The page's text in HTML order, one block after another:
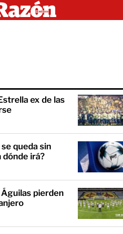
ex de las
queda sin
dónde irá?
Águilas pierden